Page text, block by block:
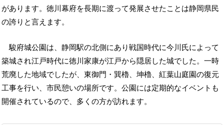
があります。徳川幕府を長期に渡って発展させたことは静岡県民
の誇りと言えます。
駿府城公園は、静岡駅の北側にあり戦国時代に今川氏によって
築城され江戸時代に徳川家康が江戸から隠居した城でした。一時
荒廃した地域でしたが、東御門・巽櫓、坤櫓、紅葉山庭園の復元
工事を行い、市民憩いの場所です。公園には定期的なイベントも
開催されているので、多くの方が訪れます。